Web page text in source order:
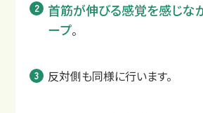
首筋が伸びる感覚を感じな
ープ。
反対側も同様に行います。